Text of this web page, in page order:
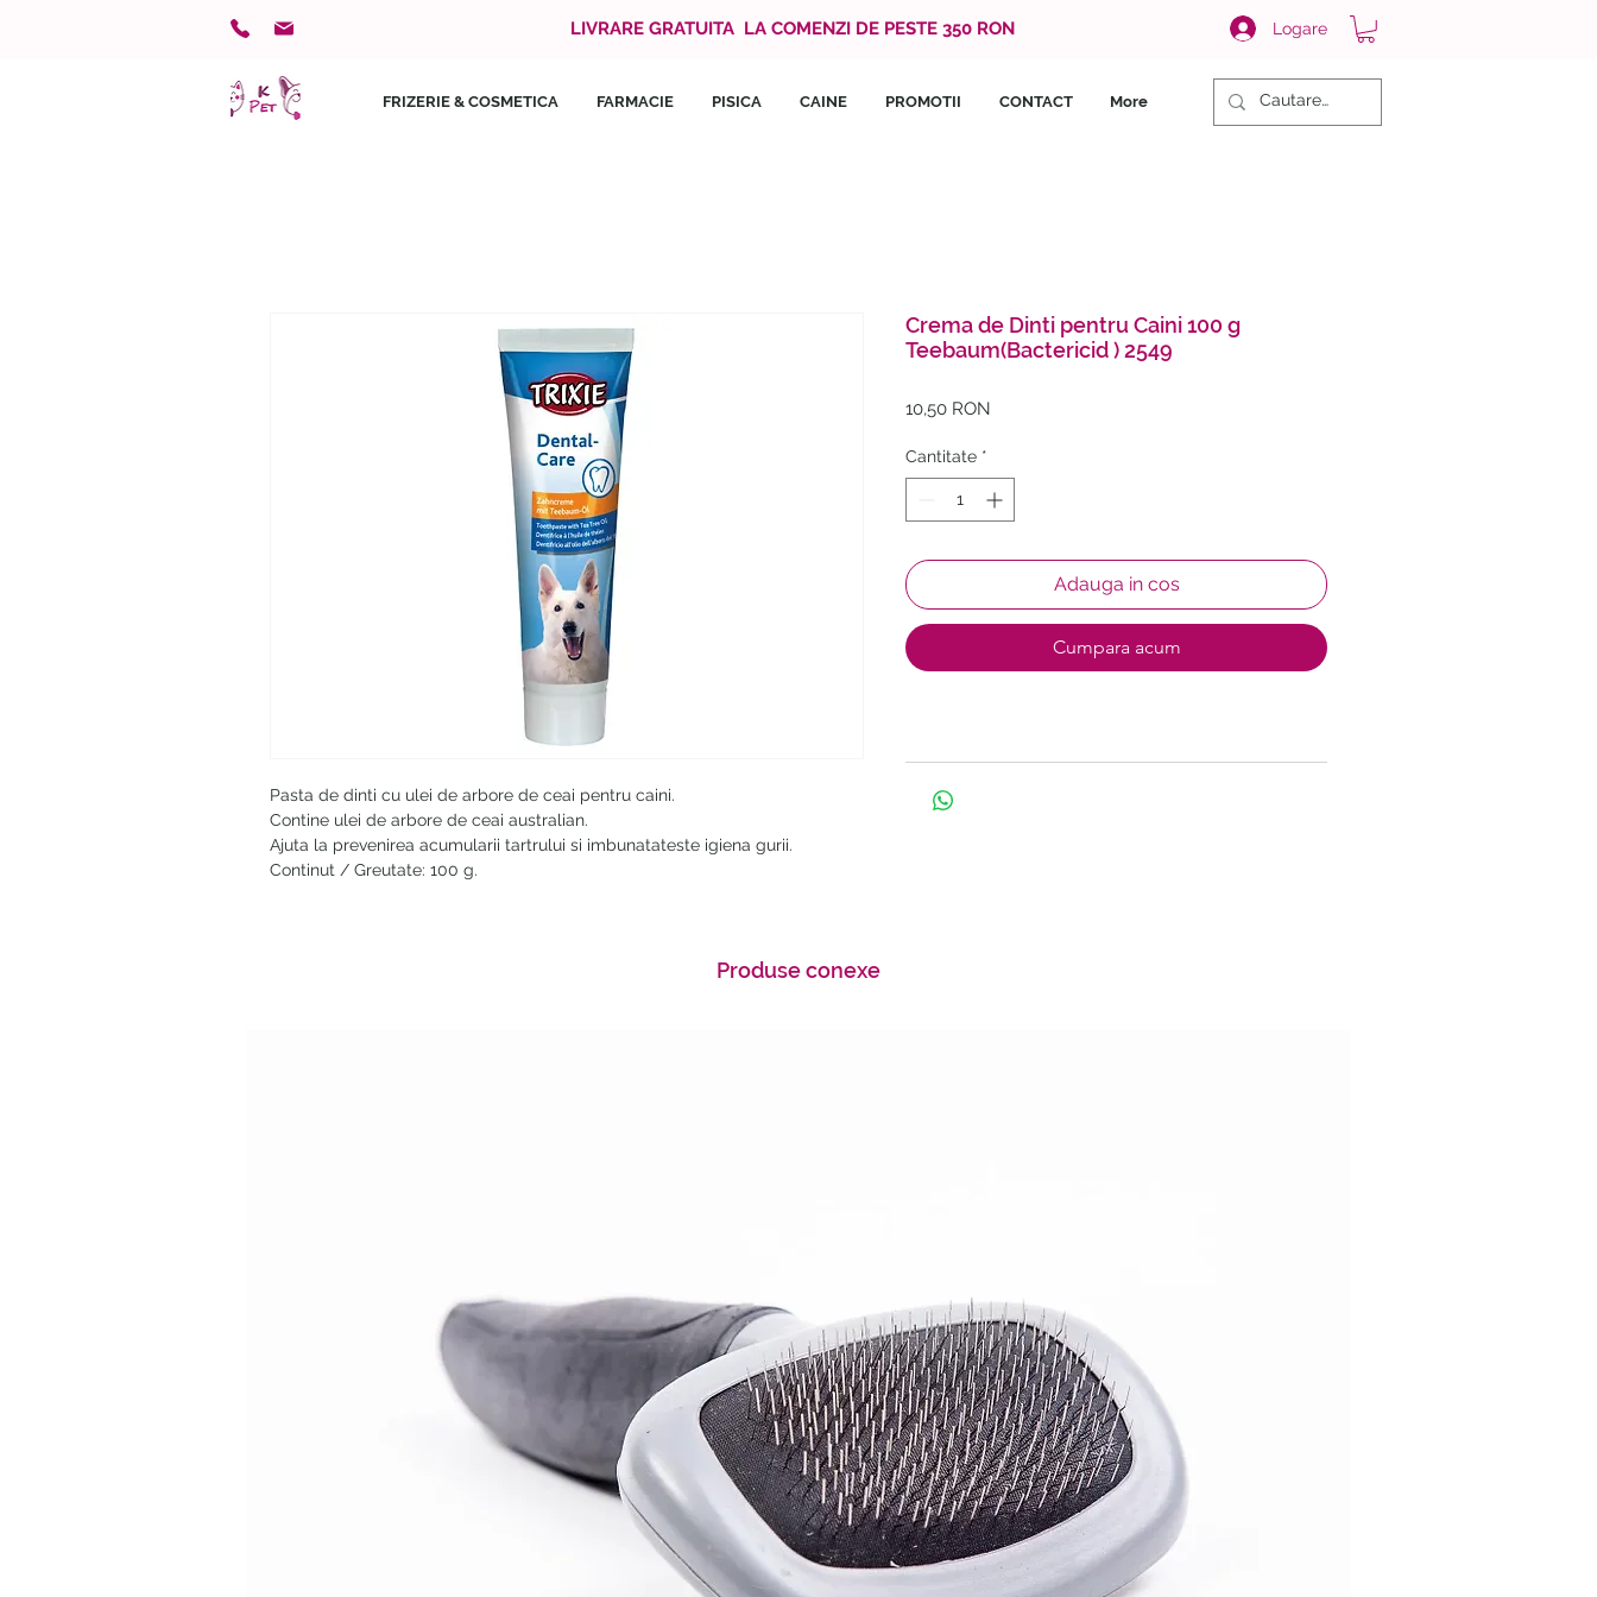
LIVRARE GRATUITA LA COMENZI DE PESTE 350 RON Logare
FRIZERIE & COSMETICA FARMACIE PISICA CAINE PROMOTII CONTACT More
Pasta de dinti cu ulei de arbore de ceai pentru caini.
Contine ulei de arbore de ceai australian.
Ajuta la prevenirea acumularii tartrului si imbunatateste igiena gurii.
Continut / Greutate: 100 g.
Crema de Dinti pentru Caini 100 g
Teebaum(Bactericid ) 2549
10,50 RON
Cantitate *
Adauga in cos
Cumpara acum
Produse conexe